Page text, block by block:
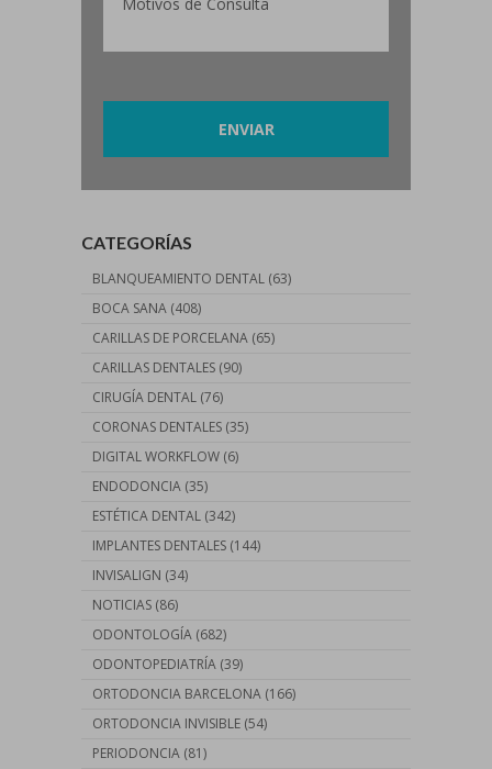
CATEGORÍAS
BLANQUEAMIENTO DENTAL (63)
BOCA SANA (408)
CARILLAS DE PORCELANA (65)
CARILLAS DENTALES (90)
CIRUGÍA DENTAL (76)
CORONAS DENTALES (35)
DIGITAL WORKFLOW (6)
ENDODONCIA (35)
ESTÉTICA DENTAL (342)
IMPLANTES DENTALES (144)
INVISALIGN (34)
NOTICIAS (86)
ODONTOLOGÍA (682)
ODONTOPEDIATRÍA (39)
ORTODONCIA BARCELONA (166)
ORTODONCIA INVISIBLE (54)
PERIODONCIA (81)